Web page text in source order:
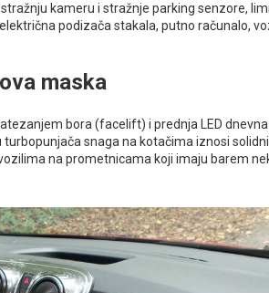
kameru i stražnje parking senzore,
podizača stakala, putno računalo,
maska
bora (facelift) i prednja LED
turbopunjača snaga na kotačima iznosi
na prometnicama koji imaju barem